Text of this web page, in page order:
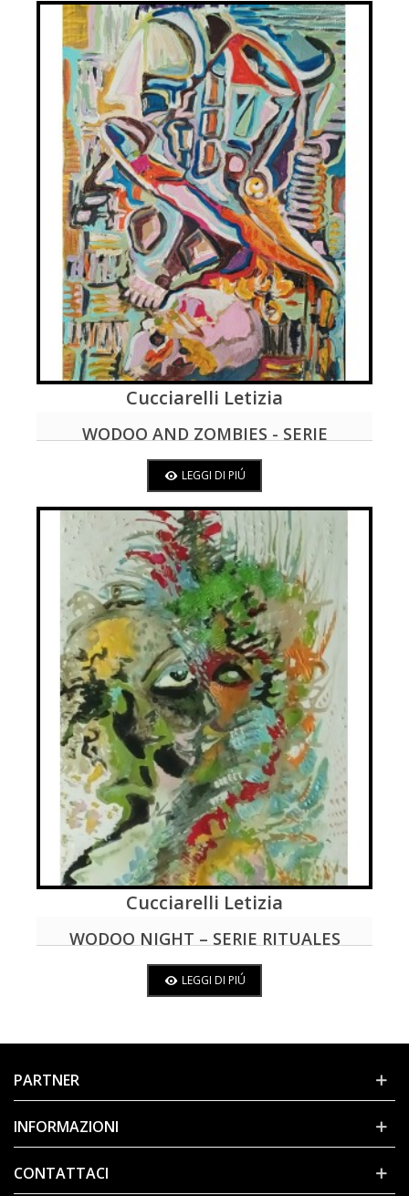
LEGGI DI PIÚ
Cucciarelli Letizia
WODOO AND ZOMBIES - SERIE
LEGGI DI PIÚ
LEGGI DI PIÚ
Cucciarelli Letizia
WODOO NIGHT – SERIE RITUALES
LEGGI DI PIÚ
PARTNER
INFORMAZIONI
CONTATTACI